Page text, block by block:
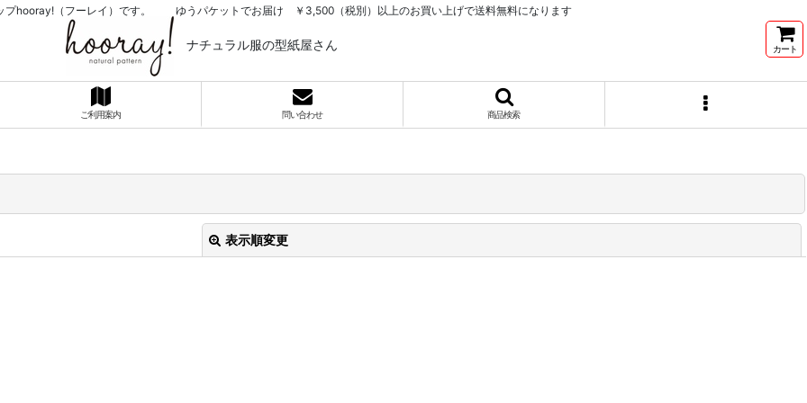
プhooray!（フーレイ）です。 ゆうパケットでお届け ￥3,500（税別）以上のお買い上げで送料無料になります
ナチュラル服の型紙屋さん カート
ご利用案内 問い合わせ 商品検索
表示順変更